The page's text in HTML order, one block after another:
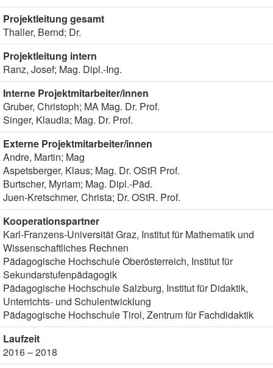
Projektleitung gesamt
Thaller, Bernd; Dr.
Projektleitung intern
Ranz, Josef; Mag. Dipl.-Ing.
Interne Projektmitarbeiter/innen
Gruber, Christoph; MA Mag. Dr. Prof.
Singer, Klaudia; Mag. Dr. Prof.
Externe Projektmitarbeiter/innen
Andre, Martin; Mag
Aspetsberger, Klaus; Mag. Dr. OStR Prof.
Burtscher, Myriam; Mag. Dipl.-Päd.
Juen-Kretschmer, Christa; Dr. OStR. Prof.
Kooperationspartner
Karl-Franzens-Universität Graz, Institut für Mathematik und
Wissenschaftliches Rechnen
Pädagogische Hochschule Oberösterreich, Institut für
Sekundarstufenpädagogik
Pädagogische Hochschule Salzburg, Institut für Didaktik,
Unterrichts- und Schulentwicklung
Pädagogische Hochschule Tirol, Zentrum für Fachdidaktik
Laufzeit
2016 – 2018